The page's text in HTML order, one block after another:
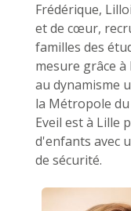
Frédérique,
et de cœur,
familles des
mesure grâce à
au dynamisme
la Métropole
Eveil est à Lille
d'enfants avec
de sécurité.